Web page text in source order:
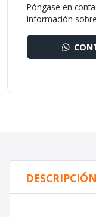
Póngase en
información
DESCRIPCIÓN